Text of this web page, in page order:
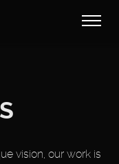
vision, our work is